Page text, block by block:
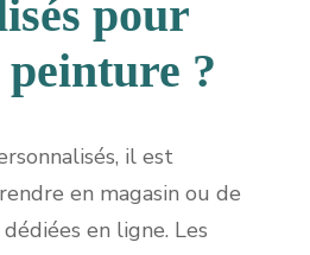
pour
?
il est
en magasin ou de
en ligne. Les